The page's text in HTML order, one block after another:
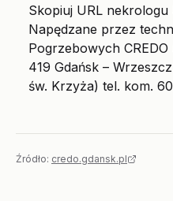
Skopiuj URL nekrologu
Napędzane przez
Pogrzebowych
419 Gdańsk –
św. Krzyża) tel. kom.
Źródło: credo.gdansk.pl